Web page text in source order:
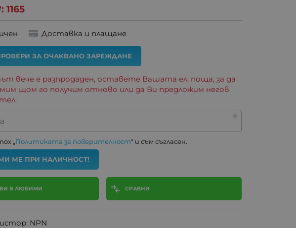
1165
Доставка и плащане
ЗА ОЧАКВАНО ЗАРЕЖДАНЕ
вече е разпродаден, оставете Вашата ел. поща, за да
щом го получим отново или да Ви предложим негов
„Политиката за поверителност“ и съм съгласен.
МЕ ПРИ НАЛИЧНОСТ!
В ЛЮБИМИ СРАВНИ
NPN